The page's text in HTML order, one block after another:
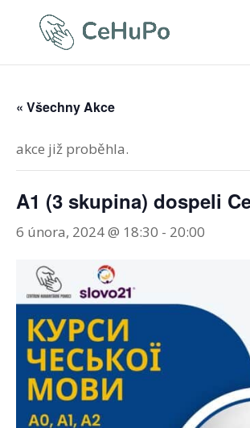
« Všechny Akce
akce již proběhla.
A1 (3 skupina) dospeli
6 února, 2024 @ 18:30 - 20:00